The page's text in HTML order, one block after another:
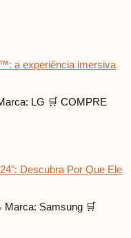
a experiência imersiva
LG 🛒 COMPRE
Descubra Por Que Ele
Marca: Samsung 🛒